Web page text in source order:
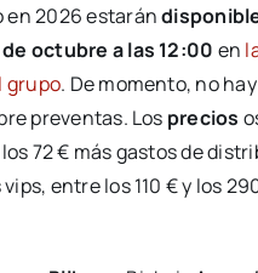
en 2026 estarán
octubre a las 12:00 en
grupo. De momento, no
preventas. Los precios
72 € más gastos de
entre los 110 € y los